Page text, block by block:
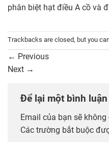
phân biệt hạt điều A cồ và
Trackbacks are closed, but you
← Previous
Next →
Để lại một bình luận
Email của bạn sẽ
Các trường bắt buộc